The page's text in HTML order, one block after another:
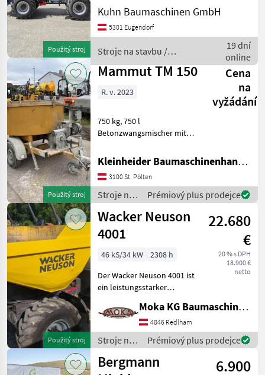
Použitý stroj
Muldenvolumen gehäuft:
2633L Muldenvolumen
Muldenvolumen
1368L Motor:
Kuhn Baumaschinen GmbH
5301 Eugendorf
Stroje na stavbu /
Sonstige
19 dní
online
Použitý stroj
Mammut TM 150
Cena
na
vyžádání
R. v. 2023
750 kg, 750 l
Betonzwangsmischer mit
Einachsanhänger mit
Straßenzulassung Stroje na
stavbu Sklápacie vozidlo
Kleinheider Baumaschinenhandel GmbH.
3100 St. Pölten
Stroje na
stavbu /
Mammut
Prémiový plus prodejce
Použitý stroj
Wacker Neuson
4001
22.680
€
20 % s DPH
18.900 €
netto
46 kS/34 kW
2308 h
Der Wacker Neuson 4001 ist
ein leistungsstarker
Vielzahl von Bauprojekten.
Dieses Modell zeichnet sich
durch einen robusten 46 PS
Motor aus un
Moka KG Baumaschinenhandel
4846 Redlham
Stroje na
stavbu /
Wacker
Prémiový plus prodejce
Bergmann
6.900